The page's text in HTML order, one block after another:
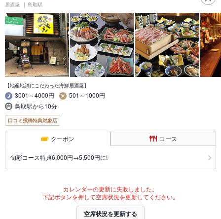
居酒屋 鳥取駅
【地産地消にこだわった海鮮居酒屋】
3001～4000円
501～1000円
鳥取駅から10分
口コミ投稿特典対象店
クーポン コース
旬彩コース特典6,000円→5,500円に!
カレンダーの更新に失敗しました。
下記ボタンを押して空席状況を更新してください。
空席状況を更新する